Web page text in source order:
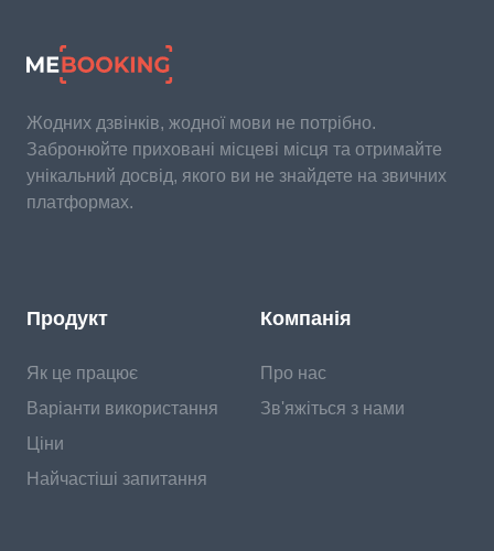
Жодних дзвінків, жодної мови не потрібно.
Забронюйте приховані місцеві місця та отримайте
унікальний досвід, якого ви не знайдете на звичних
платформах.
Продукт
Як це працює
Варіанти використання
Ціни
Найчастіші запитання
Компанія
Про нас
Зв'яжіться з нами